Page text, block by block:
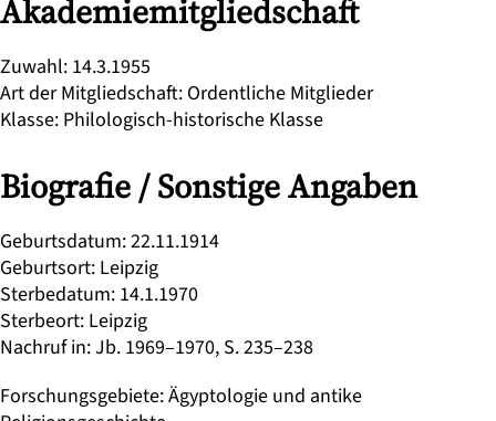
Akademiemitgliedschaft
Zuwahl: 14.3.1955
Art der Mitgliedschaft: Ordentliche Mitglieder
Klasse: Philologisch-historische Klasse
Biografie / Sonstige Angaben
Geburtsdatum:22.11.1914
Geburtsort: Leipzig
Sterbedatum: 14.1.1970
Sterbeort: Leipzig
Nachruf in:Jb. 1969–1970, S. 235–238
Forschungsgebiete:Ägyptologie und antike